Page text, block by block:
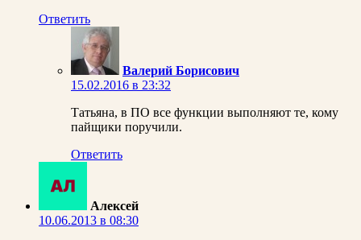
Ответить
Валерий Борисович
15.02.2016 в 23:32
Татьяна, в ПО все функции выполняют те, кому
пайщики поручили.
Ответить
Алексей
10.06.2013 в 08:30